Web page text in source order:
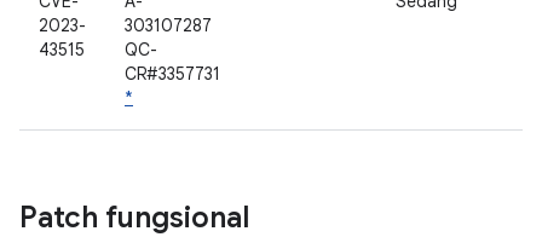
2023-
43515
303107287
QC-
CR#3357731
*
Patch fungsional